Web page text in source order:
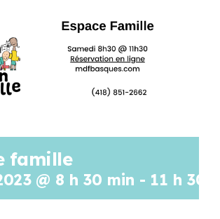
famille
@ 8 h 30 min - 11 h 30